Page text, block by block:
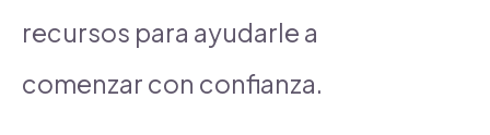
recursos para ayudarle a
comenzar con confianza.